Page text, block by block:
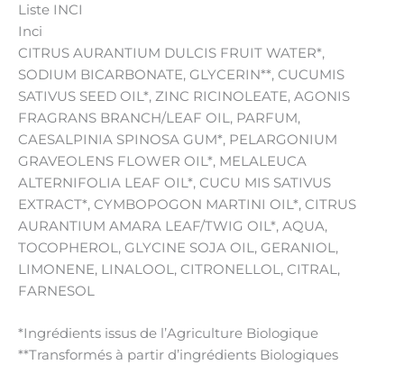
Liste INCI
Inci
CITRUS AURANTIUM DULCIS FRUIT WATER*,
SODIUM BICARBONATE, GLYCERIN**, CUCUMIS
SATIVUS SEED OIL*, ZINC RICINOLEATE, AGONIS
FRAGRANS BRANCH/LEAF OIL, PARFUM,
CAESALPINIA SPINOSA GUM*, PELARGONIUM
GRAVEOLENS FLOWER OIL*, MELALEUCA
ALTERNIFOLIA LEAF OIL*, CUCU MIS SATIVUS
EXTRACT*, CYMBOPOGON MARTINI OIL*, CITRUS
AURANTIUM AMARA LEAF/TWIG OIL*, AQUA,
TOCOPHEROL, GLYCINE SOJA OIL, GERANIOL,
LIMONENE, LINALOOL, CITRONELLOL, CITRAL,
FARNESOL
*Ingrédients issus de l’Agriculture Biologique
**Transformés à partir d’ingrédients Biologiques